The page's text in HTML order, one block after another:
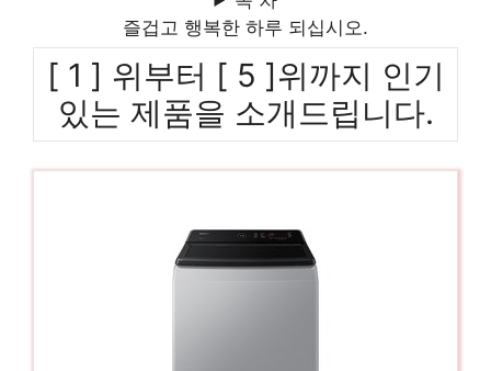
즐겁고 행복한 하루 되십시오.
[ 1 ] 위부터 [ 5 ]위까지 인기
있는 제품을 소개드립니다.